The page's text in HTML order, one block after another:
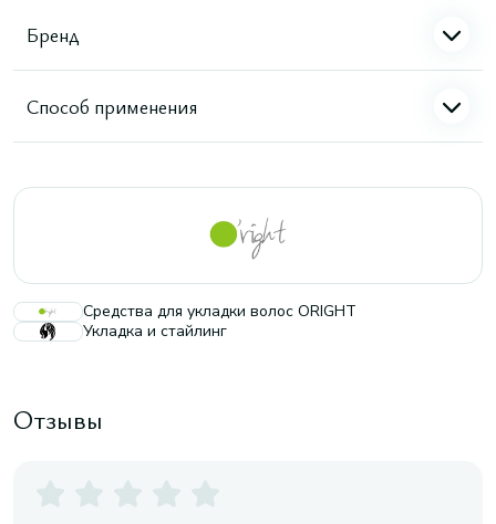
Бренд
Способ применения
Средства для укладки волос ORIGHT
Укладка и стайлинг
Отзывы